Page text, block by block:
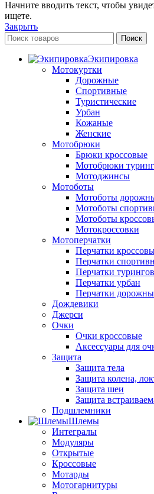
Начните вводить текст, чтобы
ищете.
Закрыть
Поиск
Экипировка
Мотокуртки
Дорожные
Спортивные
Туристические
Урбан
Кожаные
Женские
Мотобрюки
Брюки кроссовые
Мотобрюки туринг
Мотоджинсы
Мотоботы
Мотоботы
Мотоботы
Мотоботы
Мотокроссовки
Мотоперчатки
Перчатки
Перчатки
Перчатки
Перчатки урбан
Перчатки
Дождевики
Джерси
Очки
Очки кроссовые
Аксессуары для
Защита
Защита тела
Защита колена,
Защита шеи
Защита
Подшлемники
Шлемы
Интегралы
Модуляры
Открытые
Кроссовые
Мотарды
Мотогарнитуры